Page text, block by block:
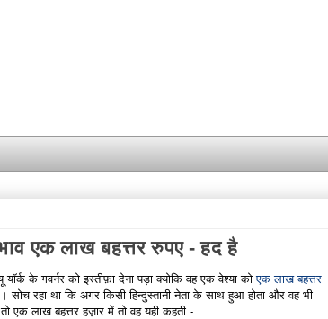
एक लाख बहत्तर रुपए - हद है
के गवर्नर को इस्तीफ़ा देना पड़ा क्योकि वह एक वेश्या कोएक लाख बहत्तर
। सोच रहा था कि अगर किसी हिन्दुस्तानी नेता के साथ हुआ होता और वह भी
तो एक लाख बहत्तर हज़ार में तो वह यही कहती -